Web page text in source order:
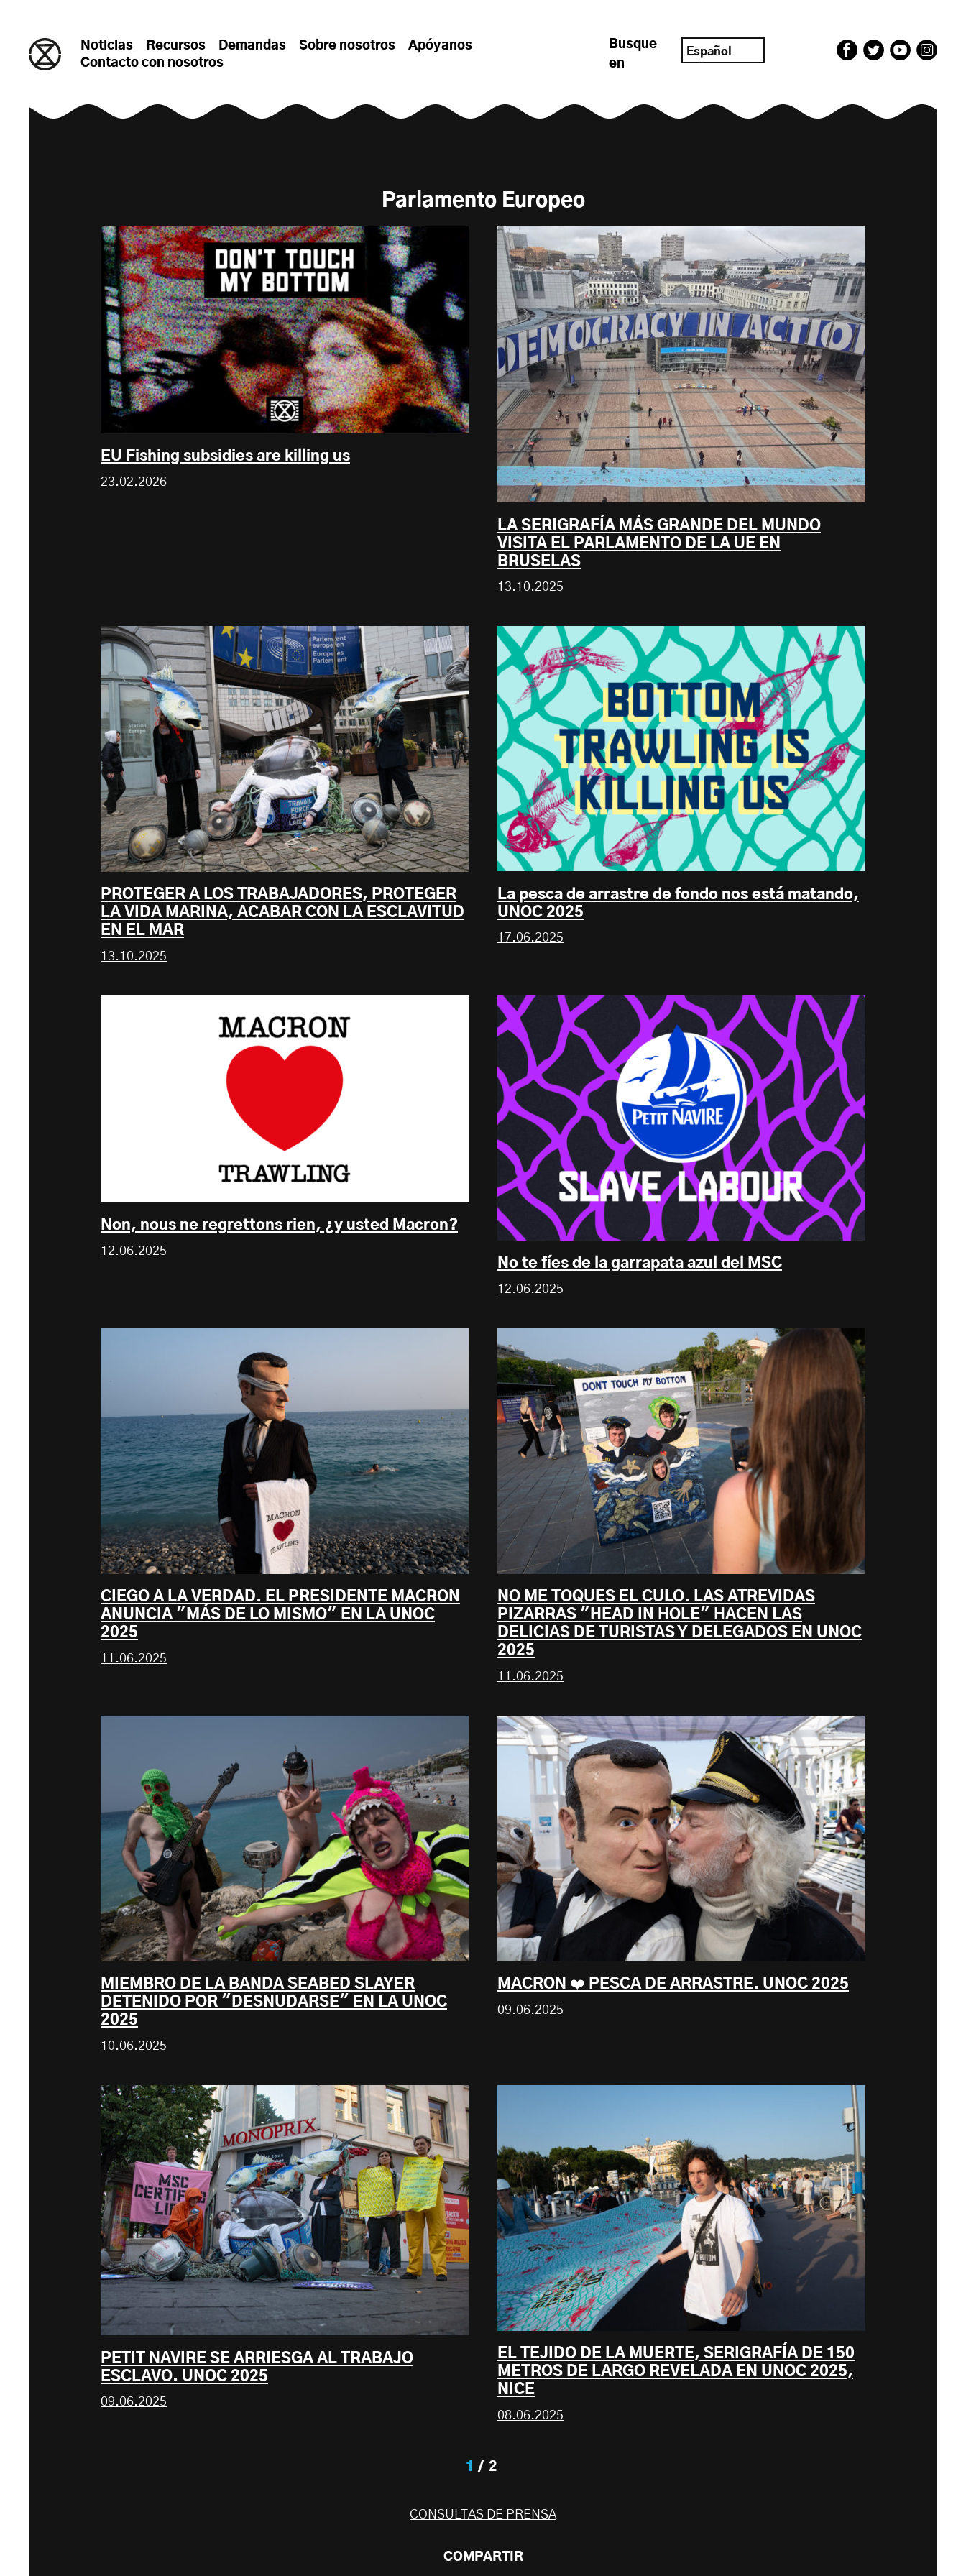
Noticias Recursos Demandas Sobre nosotros
Apóyanos
Contacto con nosotros
Busque
en
Español
Parlamento Europeo
EU Fishing subsidies are killing us
23.02.2026
LA SERIGRAFÍA MÁS GRANDE DEL MUNDO
VISITA EL PARLAMENTO DE LA UE EN
BRUSELAS
13.10.2025
PROTEGER A LOS TRABAJADORES, PROTEGER
LA VIDA MARINA, ACABAR CON LA ESCLAVITUD
EN EL MAR
13.10.2025
La pesca de arrastre de fondo nos está matando,
UNOC 2025
17.06.2025
Non, nous ne regrettons rien, ¿y usted Macron?
12.06.2025
No te fíes de la garrapata azul del MSC
12.06.2025
CIEGO A LA VERDAD. EL PRESIDENTE MACRON
ANUNCIA "MÁS DE LO MISMO" EN LA UNOC
2025
11.06.2025
NO ME TOQUES EL CULO. LAS ATREVIDAS
PIZARRAS "HEAD IN HOLE" HACEN LAS
DELICIAS DE TURISTAS Y DELEGADOS EN UNOC
2025
11.06.2025
MIEMBRO DE LA BANDA SEABED SLAYER
DETENIDO POR "DESNUDARSE" EN LA UNOC
2025
10.06.2025
MACRON ❤️ PESCA DE ARRASTRE. UNOC 2025
09.06.2025
PETIT NAVIRE SE ARRIESGA AL TRABAJO
ESCLAVO. UNOC 2025
09.06.2025
EL TEJIDO DE LA MUERTE, SERIGRAFÍA DE 150
METROS DE LARGO REVELADA EN UNOC 2025,
NICE
08.06.2025
1 2
CONSULTAS DE PRENSA
COMPARTIR